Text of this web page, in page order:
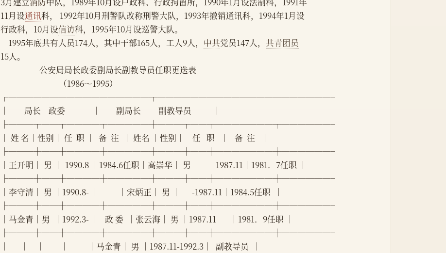
11月设通讯科， 1992年10月刑警队改称刑警大队，1993年撤销通讯科，1994年1月设
行政科，10月设信访科，1995年10月设巡警大队。
    1995年底共有人员174人，其中干部165人，工人9人，
中共党员147人， 共青团员
15人。
                    公安局局长政委副局长副教导员任职更迭表
                              （1986～1995）
┌─────────────────┬─────────────────────┐
│        局长    政委              │        副局长         副教导员           │
├───┬──┬────┬─────┼───┬──┬───────┬──────┤
│ 姓 名│性别│ 任  职 │  备  注  │ 姓名 │性别│    任   职   │   备  注   │
├───┼──┼────┼─────┼───┼──┼───────┼──────┤
│王开明│ 男 │-1990.8 │1984.6任职│高崇华│ 男 │      -1987.11│1981．7任职 │
├───┼──┼────┼─────┼───┼──┼───────┼──────┤
│李守清│ 男 │1990.8- │          │宋炳正│ 男 │      -1987.11│1984.5任职  │
├───┼──┼────┼─────┼───┼──┼───────┼──────┤
│马金青│男  │1992.3- │   政 委  │张云海│ 男 │1987.11       │1981．9任职 │
├───┼──┼────┼─────┼───┼──┼───────┼──────┤
│      │    │        │          │马金青│ 男 │1987.11-1992.3│  副教导员  │